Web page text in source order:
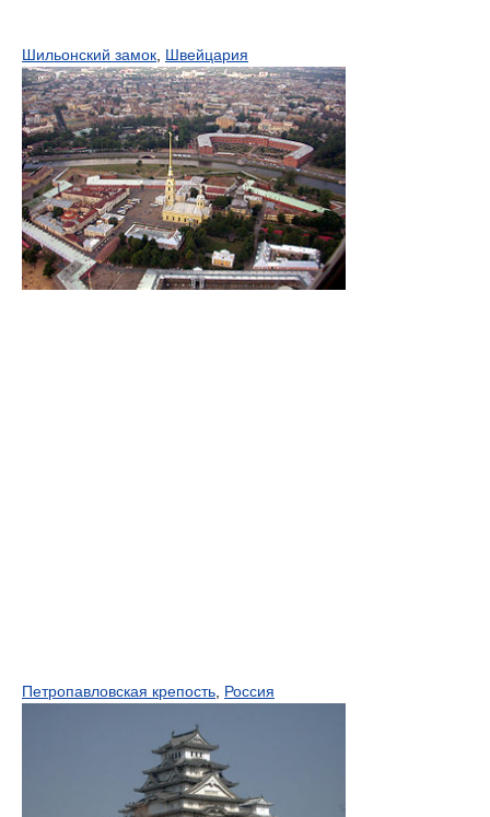
Шильонский замок Швейцария
Петропавловская крепость Россия